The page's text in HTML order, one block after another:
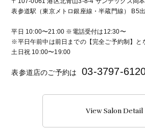
表参道駅（東京メトロ銀座線・半蔵門線） B5
平日 10:00〜21:00 ※電話受付は12:30〜
※平日午前中は前日までの【完全ご予約制】と
土日祝 10:00〜19:00
表参道店のご予約は 03-3797-
View Salon Detail